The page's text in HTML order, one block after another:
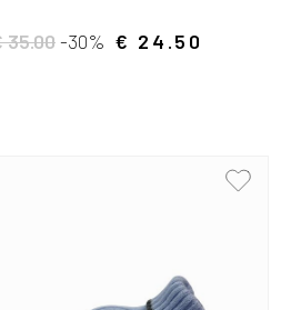
35.00-30% € 24.50